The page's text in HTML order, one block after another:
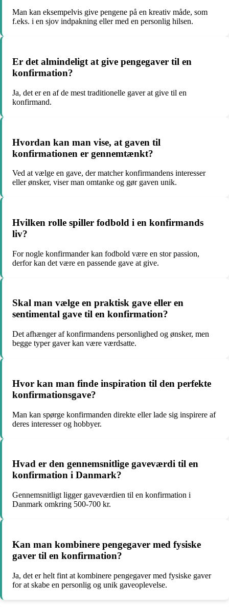
Man kan eksempelvis give pengene på en kreativ måde, som
f.eks. i en sjov indpakning eller med en personlig hilsen.
Er det almindeligt at give pengegaver til en
konfirmation?
Ja, det er en af de mest traditionelle gaver at give til en
konfirmand.
Hvordan kan man vise, at gaven til
konfirmationen er gennemtænkt?
Ved at vælge en gave, der matcher konfirmandens interesser
eller ønsker, viser man omtanke og gør gaven unik.
Hvilken rolle spiller fodbold i en konfirmands
liv?
For nogle konfirmander kan fodbold være en stor passion,
derfor kan det være en passende gave at give.
Skal man vælge en praktisk gave eller en
sentimental gave til en konfirmation?
Det afhænger af konfirmandens personlighed og ønsker, men
begge typer gaver kan være værdsatte.
Hvor kan man finde inspiration til den perfekte
konfirmationsgave?
Man kan spørge konfirmanden direkte eller lade sig inspirere af
deres interesser og hobbyer.
Hvad er den gennemsnitlige gaveværdi til en
konfirmation i Danmark?
Gennemsnitligt ligger gaveværdien til en konfirmation i
Danmark omkring 500-700 kr.
Kan man kombinere pengegaver med fysiske
gaver til en konfirmation?
Ja, det er helt fint at kombinere pengegaver med fysiske gaver
for at skabe en personlig og unik gaveoplevelse.